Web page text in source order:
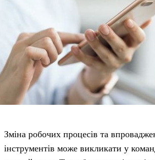
Зміна робочих процесів та
інструментів може викликати у